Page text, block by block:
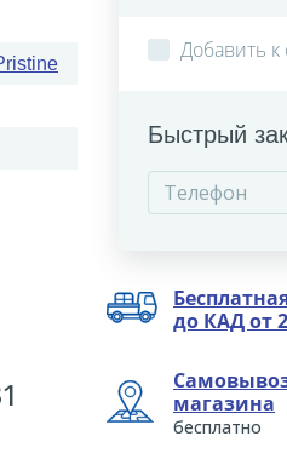
Добавить
Быстрый
до КАД от
магазина
бесплатно